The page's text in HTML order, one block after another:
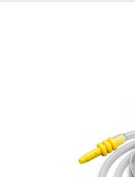
také úsporu místa na